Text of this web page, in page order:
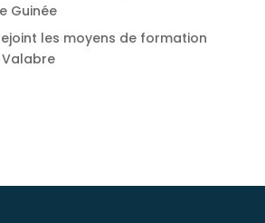
Guinée
rejoint les moyens de formation